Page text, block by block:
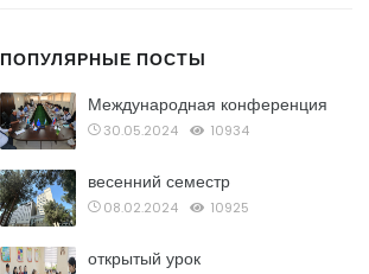
ПОПУЛЯРНЫЕ ПОСТЫ
Международная конференция
30.05.2024 10934
весенний семестр
08.02.2024 10925
открытый урок